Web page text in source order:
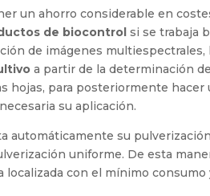
un ahorro considerable en
de biocontrol si se trabaja
de imágenes
a partir de la determinación
hojas, para posteriormente hacer
su aplicación.
automáticamente su
uniforme. De esta
localizada con el mínimo consumo